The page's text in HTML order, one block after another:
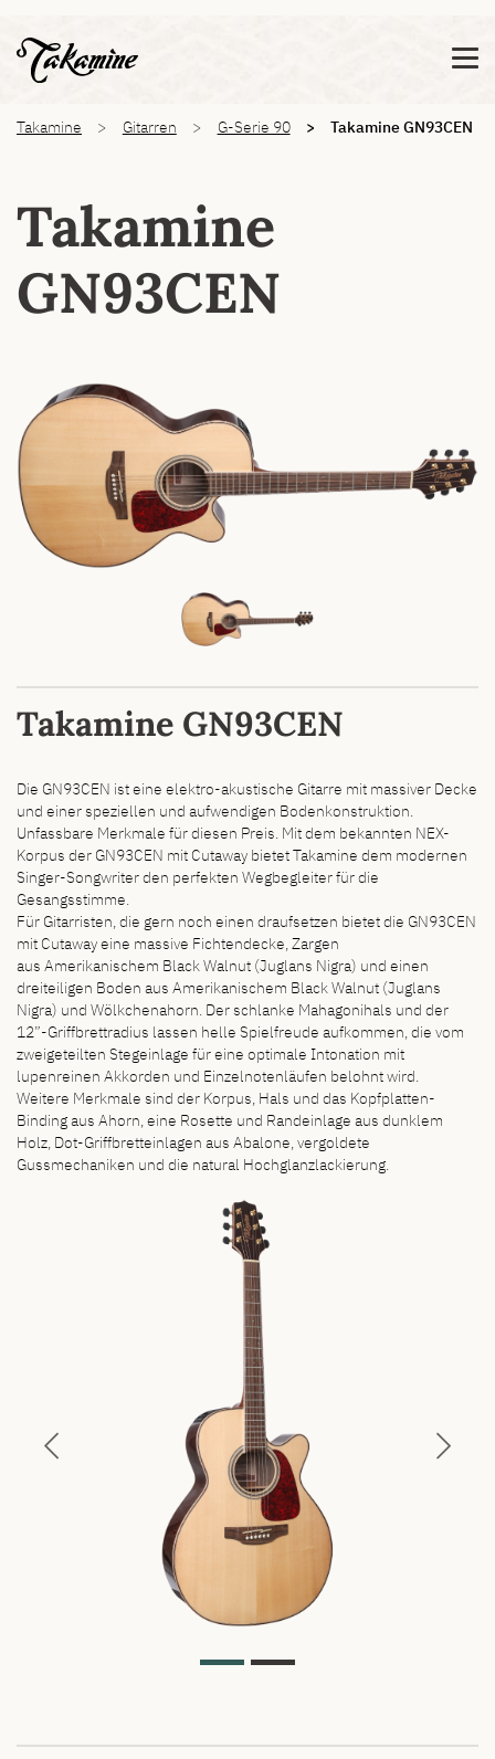
Diese Meldung nicht mehr anzeigen
Takamine Gitarren G-Serie 90 Takamine GN93CEN
Takamine
GN93CEN
Takamine GN93CEN
Die GN93CEN ist eine elektro-akustische Gitarre mit massiver Decke
und einer speziellen und aufwendigen Bodenkonstruktion.
Unfassbare Merkmale für diesen Preis. Mit dem bekannten NEX-
Korpus der GN93CEN mit Cutaway bietet Takamine dem modernen
Singer-Songwriter den perfekten Wegbegleiter für die
Gesangsstimme.
Für Gitarristen, die gern noch einen draufsetzen bietet die GN93CEN
mit Cutaway eine massive Fichtendecke, Zargen
aus Amerikanischem Black Walnut (Juglans Nigra) und einen
dreiteiligen Boden aus Amerikanischem Black Walnut (Juglans
Nigra) und Wölkchenahorn. Der schlanke Mahagonihals und der
12”-Griffbrettradius lassen helle Spielfreude aufkommen, die vom
zweigeteilten Stegeinlage für eine optimale Intonation mit
lupenreinen Akkorden und Einzelnotenläufen belohnt wird.
Weitere Merkmale sind der Korpus, Hals und das Kopfplatten-
Binding aus Ahorn, eine Rosette und Randeinlage aus dunklem
Holz, Dot-Griffbretteinlagen aus Abalone, vergoldete
Gussmechaniken und die natural Hochglanzlackierung.
Previous Next